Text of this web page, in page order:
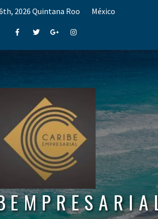
2026 Quintana Roo México
FacebookTwitterGoogle+Instagram